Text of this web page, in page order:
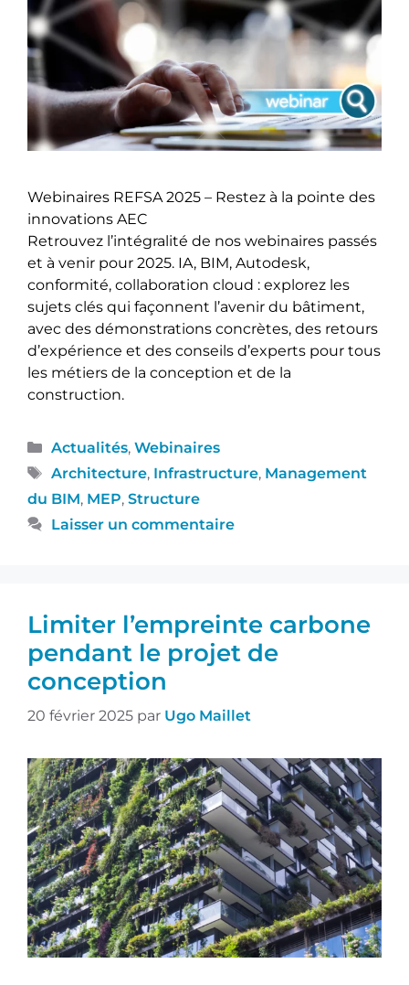
Webinaires REFSA 2025 – Restez à la pointe des
innovations AEC
Retrouvez l’intégralité de nos webinaires passés
et à venir pour 2025. IA, BIM, Autodesk,
conformité, collaboration cloud : explorez les
sujets clés qui façonnent l’avenir du bâtiment,
avec des démonstrations concrètes, des retours
d’expérience et des conseils d’experts pour tous
les métiers de la conception et de la
construction.
Actualités, Webinaires
Architecture, Infrastructure, Management
du BIM, MEP, Structure
Laisser un commentaire
Limiter l’empreinte carbone
pendant le projet de
conception
20 février 2025 par Ugo Maillet